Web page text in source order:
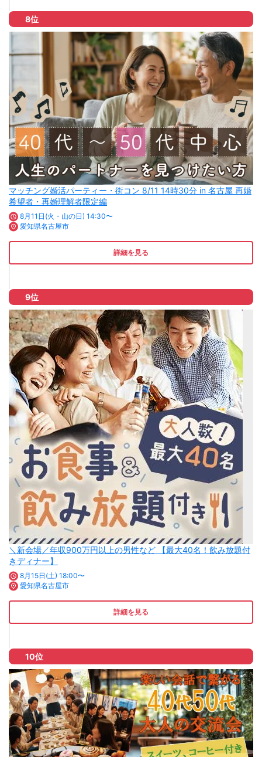
8位
マッチング婚活パーティー・街コン 8/11 14時30分 in 名古屋 再婚
希望者・再婚理解者限定編
8月11日(火・山の日) 14:30〜
愛知県名古屋市
詳細を見る
9位
＼新会場／年収900万円以上の男性など 【最大40名！飲み放題付
きディナー】
8月15日(土) 18:00〜
愛知県名古屋市
詳細を見る
10位